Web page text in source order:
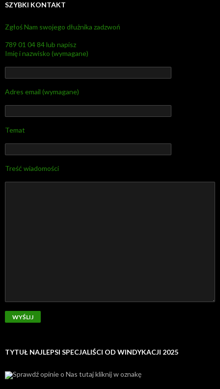
SZYBKI KONTAKT
Zgłoś Nam swojego dłużnika zadzwoń
789 01 04 84 lub napisz
Imię i nazwisko (wymagane)
Adres email (wymagane)
Temat
Treść wiadomości
TYTUŁ NAJLEPSI SPECJALIŚCI OD WINDYKACJI 2025
Sprawdź opinie o Nas tutaj kliknij w oznakę